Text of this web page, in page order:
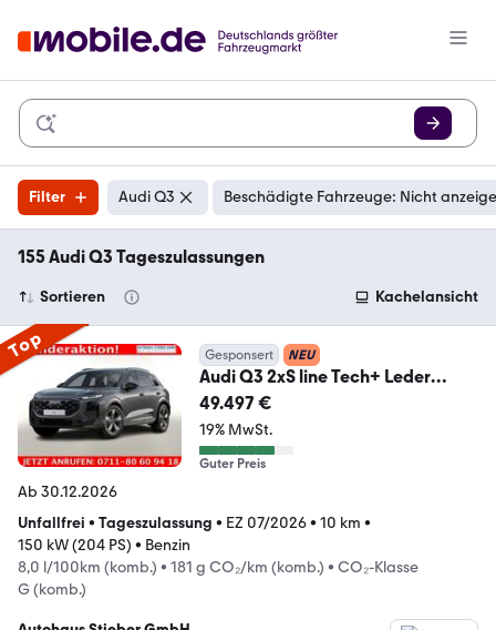
Filter Audi Q3 Beschädigte Fahrzeuge: Nicht
155 Audi Q3 Tageszulassungen
Sortieren Kachelansicht
Top Gesponsert NEU
Audi Q3 2xS line Tech+ Leder
KlimaP 19Z OptikP Pri...
49.497 €
19% MwSt.
Guter Preis
Ab 30.12.2026
Unfallfrei • Tageszulassung • EZ 07/2026• 10 km •
150 kW (204 PS) • Benzin
8,0 l/100km (komb.) • 181 g CO₂/km (komb.) • CO₂-Klasse
G (komb.)